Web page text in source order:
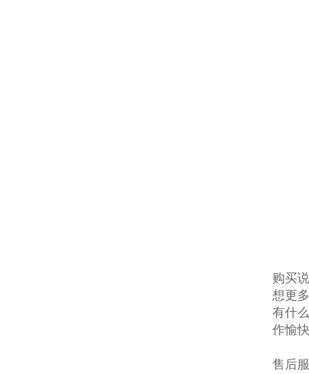
购买
想更
有什
作愉
售后